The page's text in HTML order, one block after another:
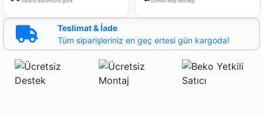
Teslimat & İade
Tüm siparişleriniz en geç ertesi gün kargoda!